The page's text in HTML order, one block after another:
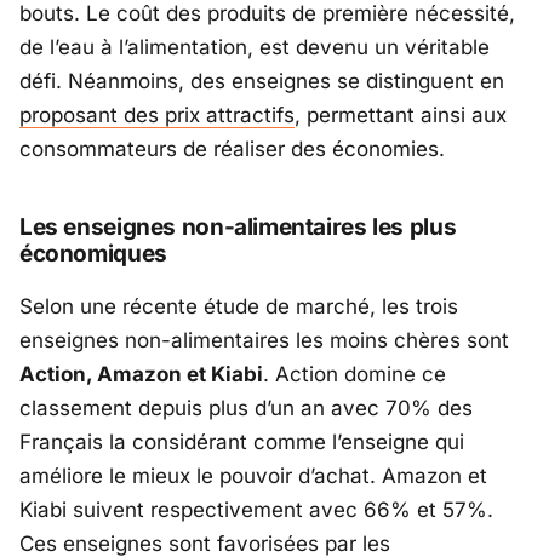
bouts. Le coût des produits de première nécessité,
de l’eau à l’alimentation, est devenu un véritable
défi. Néanmoins, des enseignes se distinguent en
proposant des prix attractifs, permettant ainsi aux
consommateurs de réaliser des économies.
Les enseignes non-alimentaires les plus
économiques
Selon une récente étude de marché, les trois
enseignes non-alimentaires les moins chères sont
Action, Amazon et Kiabi. Action domine ce
classement depuis plus d’un an avec 70% des
Français la considérant comme l’enseigne qui
améliore le mieux le pouvoir d’achat. Amazon et
Kiabi suivent respectivement avec 66% et 57%.
Ces enseignes sont favorisées par les